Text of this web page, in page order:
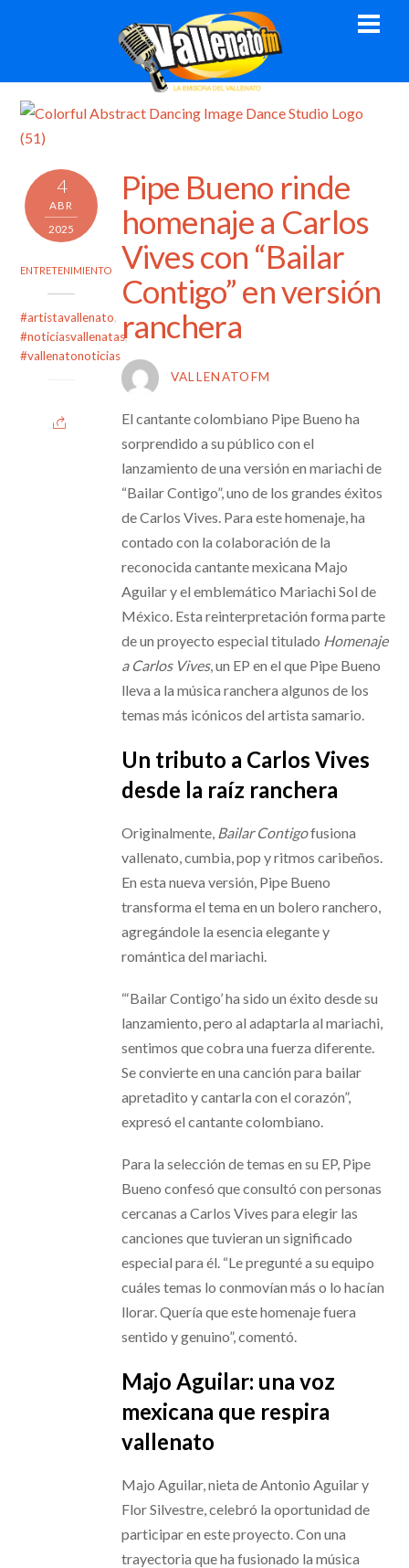
4
ABR
2025
ENTRETENIMIENTO
#artistavallenato,
#noticiasvallenatas,
#vallenatonoticias
Pipe Bueno rinde
homenaje a Carlos
Vives con “Bailar
Contigo” en versión
ranchera
VALLENATOFM
El cantante colombiano Pipe Bueno ha
sorprendido a su público con el
lanzamiento de una versión en mariachi de
“Bailar Contigo”, uno de los grandes éxitos
de Carlos Vives. Para este homenaje, ha
contado con la colaboración de la
reconocida cantante mexicana Majo
Aguilar y el emblemático Mariachi Sol de
México. Esta reinterpretación forma parte
de un proyecto especial titulado Homenaje
a Carlos Vives, un EP en el que Pipe Bueno
lleva a la música ranchera algunos de los
temas más icónicos del artista samario.
Un tributo a Carlos Vives
desde la raíz ranchera
Originalmente, Bailar Contigofusiona
vallenato, cumbia, pop y ritmos caribeños.
En esta nueva versión, Pipe Bueno
transforma el tema en un bolero ranchero,
agregándole la esencia elegante y
romántica del mariachi.
“‘Bailar Contigo’ ha sido un éxito desde su
lanzamiento, pero al adaptarla al mariachi,
sentimos que cobra una fuerza diferente.
Se convierte en una canción para bailar
apretadito y cantarla con el corazón”,
expresó el cantante colombiano.
Para la selección de temas en su EP, Pipe
Bueno confesó que consultó con personas
cercanas a Carlos Vives para elegir las
canciones que tuvieran un significado
especial para él. “Le pregunté a su equipo
cuáles temas lo conmovían más o lo hacían
llorar. Quería que este homenaje fuera
sentido y genuino”, comentó.
Majo Aguilar: una voz
mexicana que respira
vallenato
Majo Aguilar, nieta de Antonio Aguilar y
Flor Silvestre, celebró la oportunidad de
participar en este proyecto. Con una
trayectoria que ha fusionado la música